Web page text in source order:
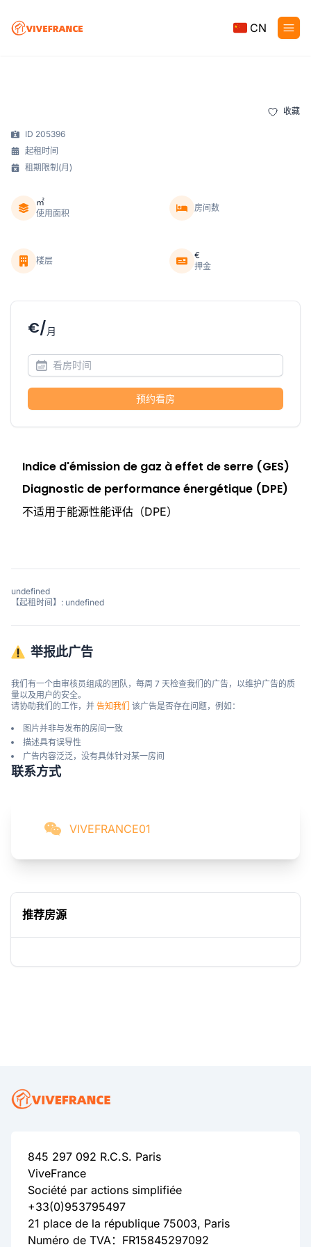
CN
收藏
ID 205396
起租时间
租期限制(月)
㎡
使用面积
房间数
楼层
€
押金
€/月
预约看房
Indice d'émission de gaz à effet de serre (GES)
Diagnostic de performance énergétique (DPE)
不适用于能源性能评估（DPE）
undefined
【起租时间】: undefined
举报此广告
我们有一个由审核员组成的团队，每周 7 天检查我们的广告，以维护广告的质
量以及用户的安全。
请协助我们的工作，并 告知我们 该广告是否存在问题，例如：
图片并非与发布的房间一致
描述具有误导性
广告内容泛泛，没有具体针对某一房间
联系方式
VIVEFRANCE01
推荐房源
845 297 092 R.C.S. Paris
ViveFrance
Société par actions simplifiée
+33(0)953795497
21 place de la république 75003, Paris
Numéro de TVA：FR15845297092